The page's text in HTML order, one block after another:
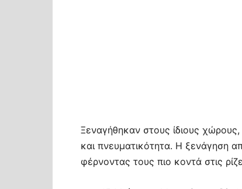
Ξεναγήθηκαν στους ίδιους
και πνευματικότητα. Η ξενάγηση
φέρνοντας τους πιο κοντά στις